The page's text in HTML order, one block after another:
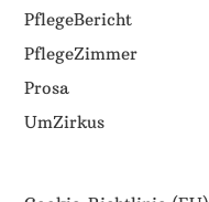
PflegeBericht
PflegeZimmer
Prosa
UmZirkus